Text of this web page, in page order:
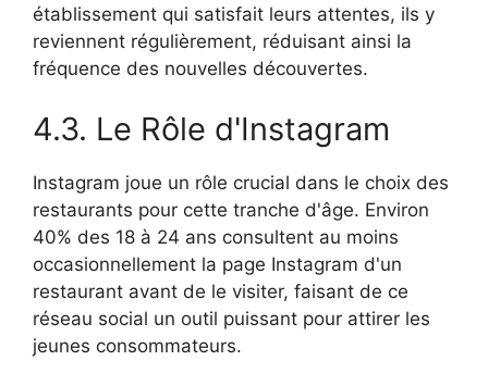
établissement qui satisfait leurs attentes, ils y
reviennent régulièrement, réduisant ainsi la
fréquence des nouvelles découvertes.
4.3. Le Rôle d'Instagram
Instagram joue un rôle crucial dans le choix des
restaurants pour cette tranche d'âge. Environ
40% des 18 à 24 ans consultent au moins
occasionnellement la page Instagram d'un
restaurant avant de le visiter, faisant de ce
réseau social un outil puissant pour attirer les
jeunes consommateurs.